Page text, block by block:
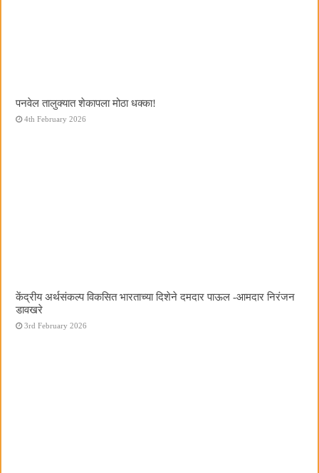
पनवेल तालुक्यात शेकापला मोठा धक्का!
4th February 2026
केंद्रीय अर्थसंकल्प विकसित भारताच्या दिशेने दमदार पाऊल -आमदार निरंजन
डावखरे
3rd February 2026